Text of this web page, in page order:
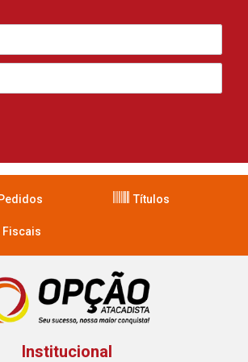
Títulos
Fiscais
Institucional